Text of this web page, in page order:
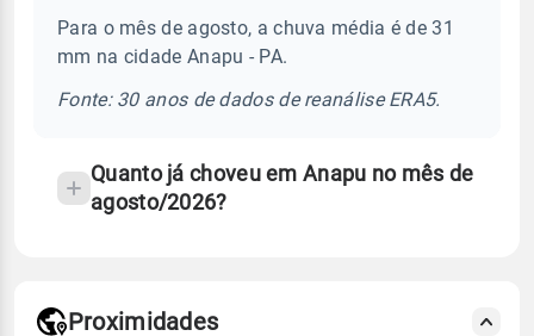
sobre
chuva
Para o mês de agosto, a chuva média é de 31
mm na cidade Anapu - PA.
Fonte: 30 anos de dados de reanálise ERA5.
Quanto já choveu em Anapu no mês de
agosto/2026?
Proximidades